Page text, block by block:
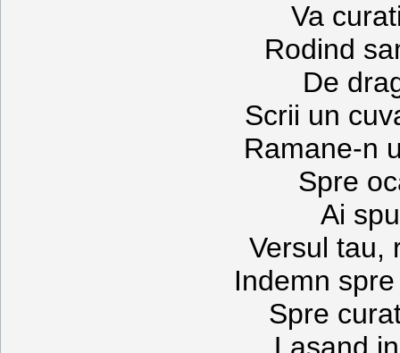
Va
Rodind
De
Scrii un
Ramane-n
Spre
Ai
Versul tau,
Indemn
Spre